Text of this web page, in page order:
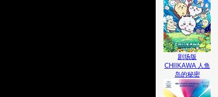
剧场版
CHIIKAWA 人鱼
岛的秘密